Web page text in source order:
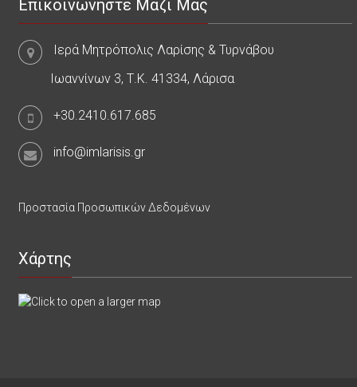
Επικοινωνήστε Μαζί Μας
Ιερά Μητρόπολις Λαρίσης & Τυρνάβου
Ιωαννίνων 3, Τ.Κ. 41334, Λάρισα
+30.2410.617.685
info@imlarisis.gr
Προστασία Προσωπικών Δεδομένων
Χάρτης